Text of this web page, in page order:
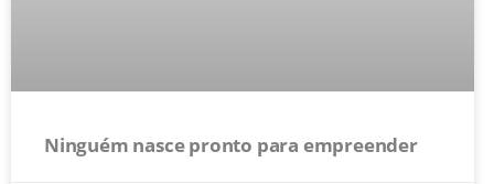
Ninguém nasce pronto para empreender